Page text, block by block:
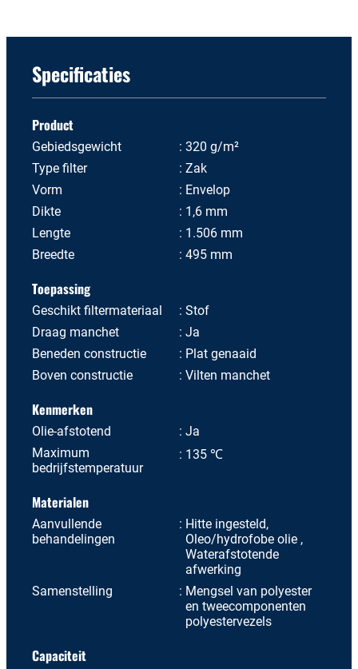
Specificaties
Product
Gebiedsgewicht
320 g/m²
Type filter
Zak
Vorm
Envelop
Dikte
1,6 mm
Lengte
1.506 mm
Breedte
495 mm
Toepassing
Geschikt filtermateriaal
Stof
Draag manchet
Ja
Beneden constructie
Plat genaaid
Boven constructie
Vilten manchet
Kenmerken
Olie-afstotend
Ja
Maximum
bedrijfstemperatuur
135 ℃
Materialen
Aanvullende
behandelingen
Hitte ingesteld,
Oleo/hydrofobe olie ,
Waterafstotende
afwerking
Samenstelling
Mengsel van polyester
en tweecomponenten
polyestervezels
Capaciteit